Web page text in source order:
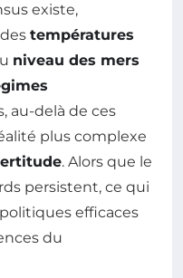
existe,
températures
niveau des mers
au-delà de ces
plus complexe
. Alors que le
persistent, ce qui
efficaces
du